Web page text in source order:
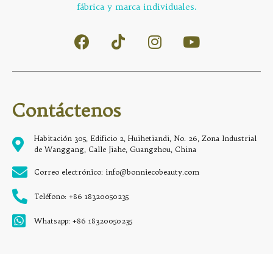
fábrica y marca individuales.
Contáctenos
Habitación 305, Edificio 2, Huihetiandi, No. 26, Zona Industrial
de Wanggang, Calle Jiahe, Guangzhou, China
Correo electrónico: info@bonniecobeauty.com
Teléfono: +86 18320050235
Whatsapp: +86 18320050235